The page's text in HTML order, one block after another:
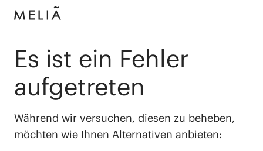
Es ist ein Fehler
aufgetreten
Während wir versuchen, diesen zu beheben,
möchten wie Ihnen Alternativen anbieten: